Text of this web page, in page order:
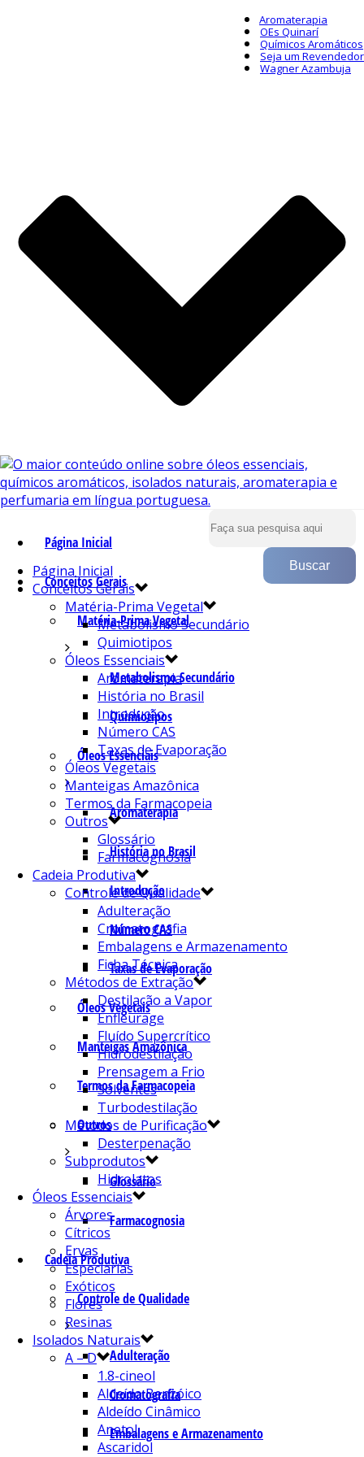
Aromaterapia
OEs Quinarí
Químicos Aromáticos
Seja um Revendedor
Wagner Azambuja
Página Inicial
Conceitos Gerais
Matéria-Prima Vegetal
Metabolismo Secundário
Quimiotipos
Óleos Essenciais
Aromaterapia
História no Brasil
Introdução
Número CAS
Taxas de Evaporação
Óleos Vegetais
Manteigas Amazônica
Termos da Farmacopeia
Outros
Glossário
Farmacognosia
Cadeia Produtiva
Controle de Qualidade
Adulteração
Cromatografia
Embalagens e Armazenamento
Página Inicial
Conceitos Gerais
Matéria-Prima Vegetal
Metabolismo Secundário
Quimiotipos
Óleos Essenciais
Aromaterapia
História no Brasil
Introdução
Número CAS
Taxas de Evaporação
Óleos Vegetais
Manteigas Amazônica
Termos da Farmacopeia
Outros
Glossário
Farmacognosia
Cadeia Produtiva
Controle de Qualidade
Adulteração
Cromatografia
Embalagens e Armazenamento
Ficha Técnica
Métodos de Extração
Destilação a Vapor
Enfleurage
Fluído Supercrítico
Hidrodestilação
Prensagem a Frio
Solventes
Turbodestilação
Métodos de Purificação
Desterpenação
Subprodutos
Hidrolatos
Óleos Essenciais
Árvores
Cítricos
Ervas
Especiarias
Exóticos
Flores
Resinas
Isolados Naturais
A – D
1.8-cineol
Aldeído Benzóico
Aldeído Cinâmico
Anetol
Ascaridol